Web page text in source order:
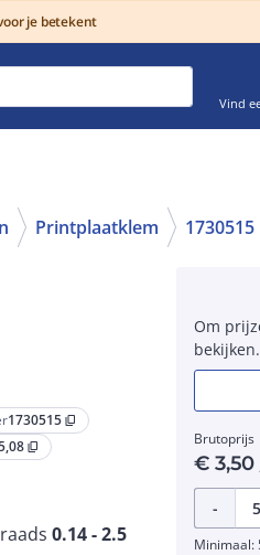
je betekent
Vind
Printplaatklem 1730515
1730515 content_copy
content_copy
0.14 - 2.5
Om
bekijken.
Brutoprijs
€3,50
-
Minimaal: